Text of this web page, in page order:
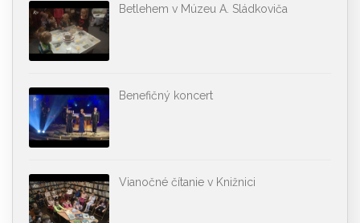
Betlehem v Múzeu A. Sládkoviča
Benefičný koncert
Vianočné čítanie v Knižnici